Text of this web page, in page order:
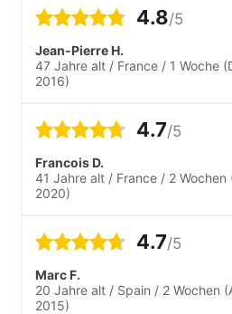
4.8/5
Jean-Pierre H.
47 Jahre alt / France / 1 Woche
2016)
4.7/5
Francois D.
41 Jahre alt / France / 2 Wochen
2020)
4.7/5
Marc F.
20 Jahre alt / Spain / 2 Wochen
2015)